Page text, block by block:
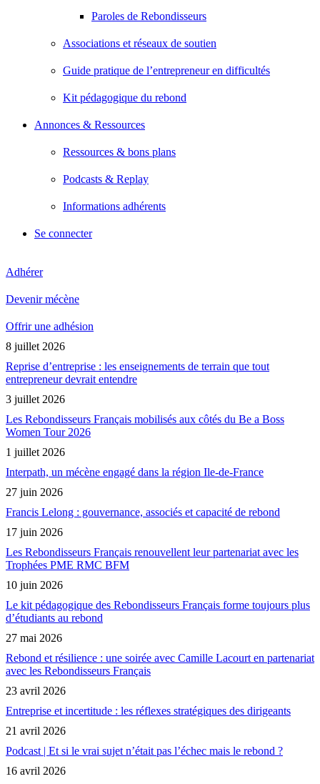
Paroles de Rebondisseurs
Associations et réseaux de soutien
Guide pratique de l’entrepreneur en difficultés
Kit pédagogique du rebond
Annonces & Ressources
Ressources & bons plans
Podcasts & Replay
Informations adhérents
Se connecter
Adhérer
Devenir mécène
Offrir une adhésion
8 juillet 2026
Reprise d’entreprise : les enseignements de terrain que tout
entrepreneur devrait entendre
3 juillet 2026
Les Rebondisseurs Français mobilisés aux côtés du Be a Boss
Women Tour 2026
1 juillet 2026
Interpath, un mécène engagé dans la région Ile-de-France
27 juin 2026
Francis Lelong : gouvernance, associés et capacité de rebond
17 juin 2026
Les Rebondisseurs Français renouvellent leur partenariat avec les
Trophées PME RMC BFM
10 juin 2026
Le kit pédagogique des Rebondisseurs Français forme toujours plus
d’étudiants au rebond
27 mai 2026
Rebond et résilience : une soirée avec Camille Lacourt en partenariat
avec les Rebondisseurs Français
23 avril 2026
Entreprise et incertitude : les réflexes stratégiques des dirigeants
21 avril 2026
Podcast | Et si le vrai sujet n’était pas l’échec mais le rebond ?
16 avril 2026